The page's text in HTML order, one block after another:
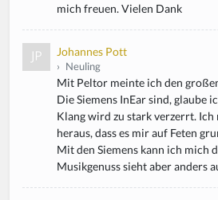
mich freuen. Vielen Dank
Johannes Pott
› Neuling
Mit Peltor meinte ich den
Die Siemens InEar sind, glaube
Klang wird zu stark verzerrt. Ich
heraus, dass es mir auf Feten
Mit den Siemens kann ich mich
Musikgenuss sieht aber anders